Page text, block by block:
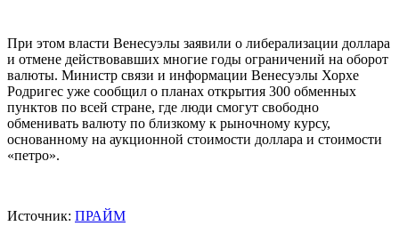
При этом власти Венесуэлы заявили о либерализации доллара
и отмене действовавших многие годы ограничений на оборот
валюты. Министр связи и информации Венесуэлы Хорхе
Родригес уже сообщил о планах открытия 300 обменных
пунктов по всей стране, где люди смогут свободно
обменивать валюту по близкому к рыночному курсу,
основанному на аукционной стоимости доллара и стоимости
«петро».
Источник: ПРАЙМ